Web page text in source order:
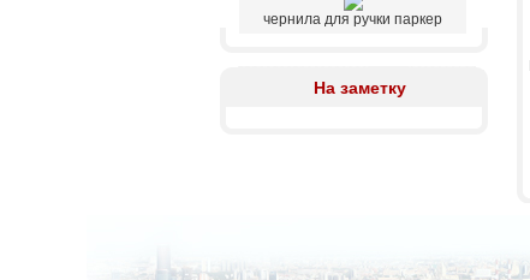
чернила для ручки паркер
На заметку